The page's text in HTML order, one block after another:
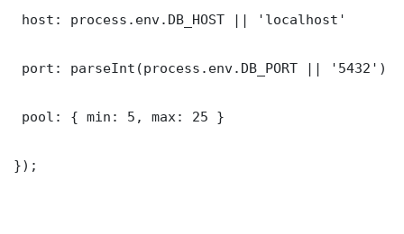
host: process.env.DB_HOST || 'localhost'
port: parseInt(process.env.DB_PORT || '5432')
pool: { min: 5, max: 25 }
});